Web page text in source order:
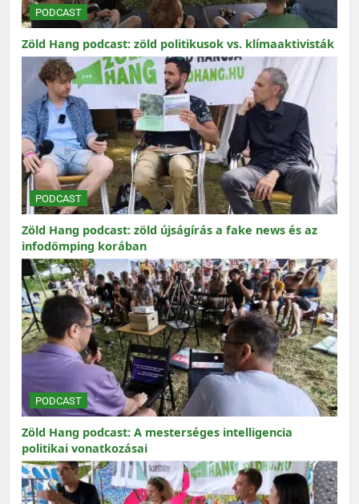
PODCAST
Zöld Hang podcast: zöld politikusok vs. klímaaktivisták
PODCAST
Zöld Hang podcast: zöld újságírás a fake news és az
infodömping korában
PODCAST
Zöld Hang podcast: A mesterséges intelligencia
politikai vonatkozásai